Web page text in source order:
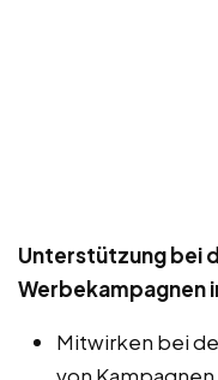
Unterstützung bei
Werbekampagnen
Mitwirken bei